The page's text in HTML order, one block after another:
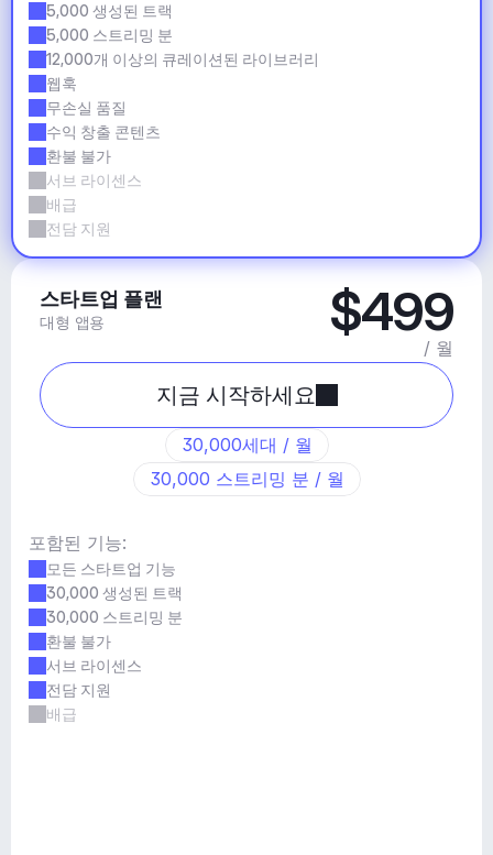
5,000 생성된 트랙
5,000 스트리밍 분
12,000개 이상의 큐레이션된 라이브러리
웹훅
무손실 품질
수익 창출 콘텐츠
환불 불가
서브 라이센스
배급
전담 지원
스타트업 플랜
대형 앱용 $499
/ 월
지금 시작하세요
30,000세대 / 월
30,000 스트리밍 분 / 월
포함된 기능:
모든 스타트업 기능
30,000 생성된 트랙
30,000 스트리밍 분
환불 불가
서브 라이센스
전담 지원
배급